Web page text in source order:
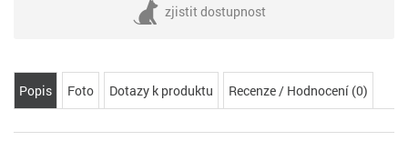
zjistit dostupnost
Popis Foto Dotazy k produktu Recenze / Hodnocení (0)